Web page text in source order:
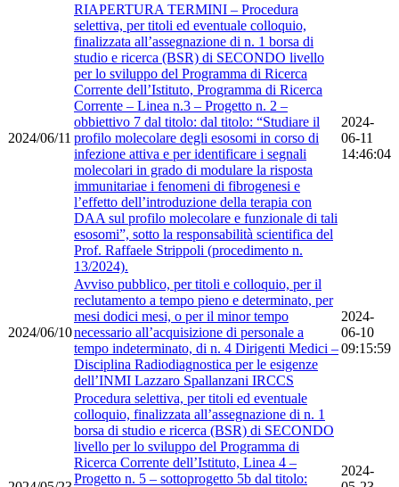
2024/06/11
RIAPERTURA TERMINI – Procedura
selettiva, per titoli ed eventuale colloquio,
finalizzata all’assegnazione di n. 1 borsa di
studio e ricerca (BSR) di SECONDO livello
per lo sviluppo del Programma di Ricerca
Corrente dell’Istituto, Programma di Ricerca
Corrente – Linea n.3 – Progetto n. 2 –
obbiettivo 7 dal titolo: dal titolo: “Studiare il
profilo molecolare degli esosomi in corso di
infezione attiva e per identificare i segnali
molecolari in grado di modulare la risposta
immunitariae i fenomeni di fibrogenesi e
l’effetto dell’introduzione della terapia con
DAA sul profilo molecolare e funzionale di tali
esosomi”, sotto la responsabilità scientifica del
Prof. Raffaele Strippoli (procedimento n.
13/2024).
2024-
06-11
14:46:04
2024/06/10
Avviso pubblico, per titoli e colloquio, per il
reclutamento a tempo pieno e determinato, per
mesi dodici mesi, o per il minor tempo
necessario all’acquisizione di personale a
tempo indeterminato, di n. 4 Dirigenti Medici –
Disciplina Radiodiagnostica per le esigenze
dell’INMI Lazzaro Spallanzani IRCCS
2024-
06-10
09:15:59
Procedura selettiva, per titoli ed eventuale
colloquio, finalizzata all’assegnazione di n. 1
borsa di studio e ricerca (BSR) di SECONDO
livello per lo sviluppo del Programma di
Ricerca Corrente dell’Istituto, Linea 4 –
Progetto n. 5 – sottoprogetto 5b dal titolo:
2024-